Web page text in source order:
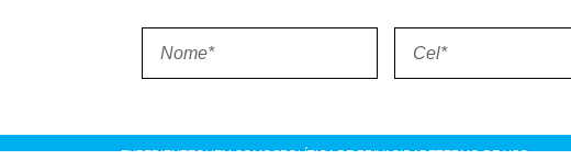
EXPEDIENTEQUEM SOMOSPOLÍTICA DE PRIVACIDADETERMO DE USO